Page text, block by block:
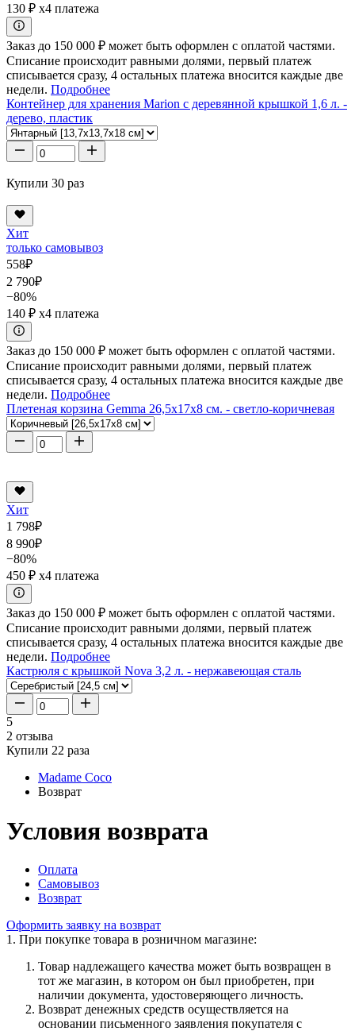
130 ₽ x4 платежа
Заказ до 150 000 ₽ может быть оформлен с оплатой частями.
Списание происходит равными долями, первый платеж
списывается сразу, 4 остальных платежа вносится каждые две
недели. Подробнее
Контейнер для хранения Marion с деревянной крышкой 1,6 л. -
дерево, пластик
Купили 30 раз
Хит
только самовывоз
558₽
2 790₽
−80%
140 ₽ x4 платежа
Заказ до 150 000 ₽ может быть оформлен с оплатой частями.
Списание происходит равными долями, первый платеж
списывается сразу, 4 остальных платежа вносится каждые две
недели. Подробнее
Плетеная корзина Gemma 26,5x17x8 см. - светло-коричневая
Хит
1 798₽
8 990₽
−80%
450 ₽ x4 платежа
Заказ до 150 000 ₽ может быть оформлен с оплатой частями.
Списание происходит равными долями, первый платеж
списывается сразу, 4 остальных платежа вносится каждые две
недели. Подробнее
Кастрюля с крышкой Nova 3,2 л. - нержавеющая сталь
5
2 отзыва
Купили 22 раза
Madame Coco
Возврат
Условия возврата
Оплата
Самовывоз
Возврат
Оформить заявку на возврат
1. При покупке товара в розничном магазине:
Товар надлежащего качества может быть возвращен в
тот же магазин, в котором он был приобретен, при
наличии документа, удостоверяющего личность.
Возврат денежных средств осуществляется на
основании письменного заявления покупателя с